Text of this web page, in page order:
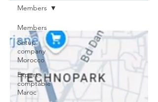
Members
Setup
company
Morocco
Expert-
comptable
Maroc
Members